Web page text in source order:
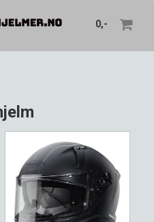
0,-
Trykk ENTER for å søke